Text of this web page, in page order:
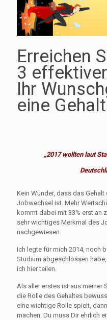
Erreichen
3
Ihr
eine
„2017 wollten laut
Kein Wunder, dass das
Jobwechsel ist. Mehr
kommt dabei mit 33% erst an
sehr wichtiges Merkmal des
nachgewiesen.
Ich legte für mich 2014, noch
Studium abgeschlossen
ich hier teilen.
Als aller erstes ist aus meiner
die Rolle des Gehaltes
eine wichtige Rolle spielt,
machen. Du muss Dir ehrlich